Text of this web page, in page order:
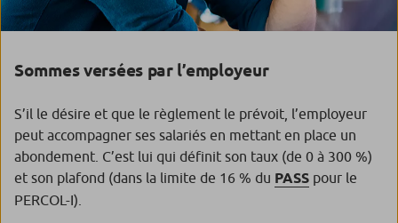
Sommes versées par l’employeur
S’il le désire et que le règlement le prévoit, l’employeur
peut accompagner ses salariés en mettant en place un
abondement. C’est lui qui définit son taux (de 0 à 300 %)
et son plafond (dans la limite de 16 % du PASS pour le
PERCOL-I).